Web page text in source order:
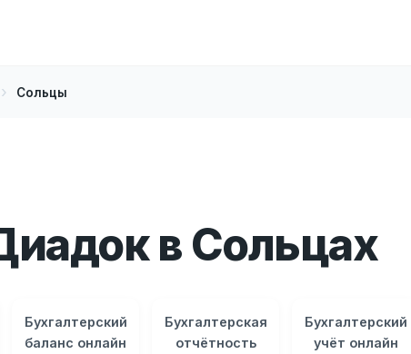
Сольцы
в Сольцах
Бухгалтерский
баланс онлайн
Бухгалтерская
отчётность
Бухгалтерский
учёт онлайн